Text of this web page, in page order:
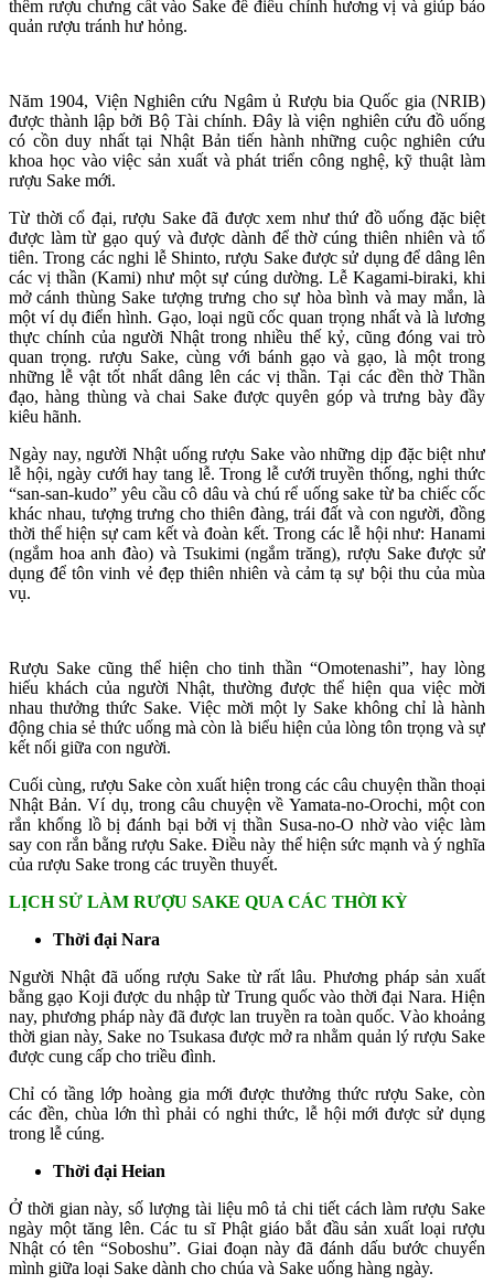
thêm rượu chưng cất vào Sake để điều chỉnh hương vị và giúp bảo
quản rượu tránh hư hỏng.
Năm 1904, Viện Nghiên cứu Ngâm ủ Rượu bia Quốc gia (NRIB)
được thành lập bởi Bộ Tài chính. Đây là viện nghiên cứu đồ uống
có cồn duy nhất tại Nhật Bản tiến hành những cuộc nghiên cứu
khoa học vào việc sản xuất và phát triển công nghệ, kỹ thuật làm
rượu Sake mới.
Từ thời cổ đại, rượu Sake đã được xem như thứ đồ uống đặc biệt
được làm từ gạo quý và được dành để thờ cúng thiên nhiên và tổ
tiên. Trong các nghi lễ Shinto, rượu Sake được sử dụng để dâng lên
các vị thần (Kami) như một sự cúng dường. Lễ Kagami-biraki, khi
mở cánh thùng Sake tượng trưng cho sự hòa bình và may mắn, là
một ví dụ điển hình. Gạo, loại ngũ cốc quan trọng nhất và là lương
thực chính của người Nhật trong nhiều thế kỷ, cũng đóng vai trò
quan trọng. rượu Sake, cùng với bánh gạo và gạo, là một trong
những lễ vật tốt nhất dâng lên các vị thần. Tại các đền thờ Thần
đạo, hàng thùng và chai Sake được quyên góp và trưng bày đầy
kiêu hãnh.
Ngày nay, người Nhật uống rượu Sake vào những dịp đặc biệt như
lễ hội, ngày cưới hay tang lễ. Trong lễ cưới truyền thống, nghi thức
“san-san-kudo” yêu cầu cô dâu và chú rể uống sake từ ba chiếc cốc
khác nhau, tượng trưng cho thiên đàng, trái đất và con người, đồng
thời thể hiện sự cam kết và đoàn kết. Trong các lễ hội như: Hanami
(ngắm hoa anh đào) và Tsukimi (ngắm trăng), rượu Sake được sử
dụng để tôn vinh vẻ đẹp thiên nhiên và cảm tạ sự bội thu của mùa
vụ.
Rượu Sake cũng thể hiện cho tinh thần “Omotenashi”, hay lòng
hiếu khách của người Nhật, thường được thể hiện qua việc mời
nhau thưởng thức Sake. Việc mời một ly Sake không chỉ là hành
động chia sẻ thức uống mà còn là biểu hiện của lòng tôn trọng và sự
kết nối giữa con người.
Cuối cùng, rượu Sake còn xuất hiện trong các câu chuyện thần thoại
Nhật Bản. Ví dụ, trong câu chuyện về Yamata-no-Orochi, một con
rắn khổng lồ bị đánh bại bởi vị thần Susa-no-O nhờ vào việc làm
say con rắn bằng rượu Sake. Điều này thể hiện sức mạnh và ý nghĩa
của rượu Sake trong các truyền thuyết.
LỊCH SỬ LÀM RƯỢU SAKE QUA CÁC THỜI KỲ
Thời đại Nara
Người Nhật đã uống rượu Sake từ rất lâu. Phương pháp sản xuất
bằng gạo Koji được du nhập từ Trung quốc vào thời đại Nara. Hiện
nay, phương pháp này đã được lan truyền ra toàn quốc. Vào khoảng
thời gian này, Sake no Tsukasa được mở ra nhằm quản lý rượu Sake
được cung cấp cho triều đình.
Chỉ có tầng lớp hoàng gia mới được thưởng thức rượu Sake, còn
các đền, chùa lớn thì phải có nghi thức, lễ hội mới được sử dụng
trong lễ cúng.
Thời đại Heian
Ở thời gian này, số lượng tài liệu mô tả chi tiết cách làm rượu Sake
ngày một tăng lên. Các tu sĩ Phật giáo bắt đầu sản xuất loại rượu
Nhật có tên “Soboshu”. Giai đoạn này đã đánh dấu bước chuyển
mình giữa loại Sake dành cho chúa và Sake uống hàng ngày.